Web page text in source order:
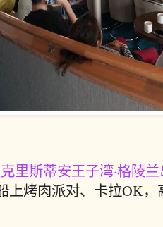
克⾥斯蒂安王⼦湾·格陵
上烤肉派对、卡拉OK